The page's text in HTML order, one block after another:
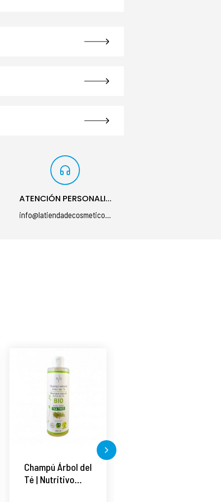
ATENCIÓN PERSONALIZADA
info@latiendadecosmeticos.com
Champú Árbol del
Té | Nutritivo